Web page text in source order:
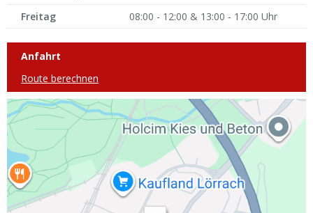
Freitag
08:00 - 12:00 & 13:00 - 17:00 Uhr
Anfahrt
Route berechnen